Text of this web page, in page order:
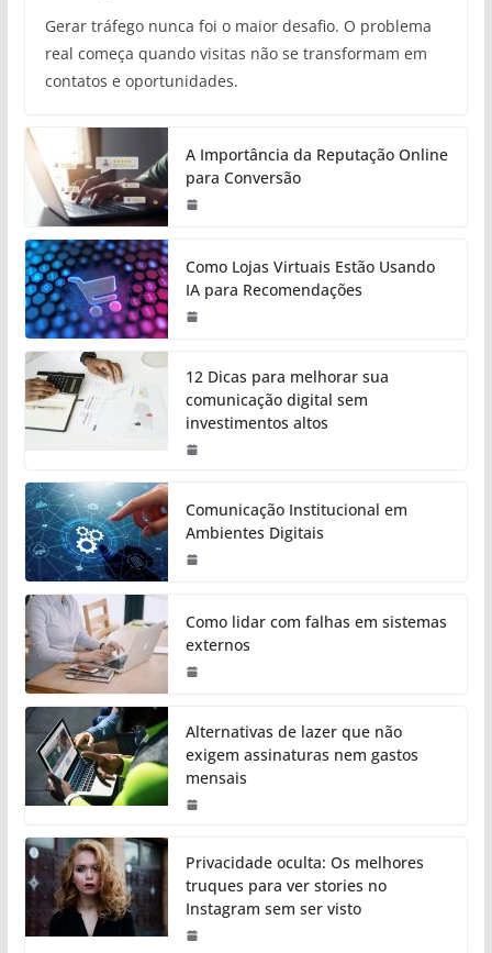
Gerar tráfego nunca foi o maior desafio. O problema
real começa quando visitas não se transformam em
contatos e oportunidades.
A Importância da Reputação Online
para Conversão
Como Lojas Virtuais Estão Usando
IA para Recomendações
12 Dicas para melhorar sua
comunicação digital sem
investimentos altos
Comunicação Institucional em
Ambientes Digitais
Como lidar com falhas em sistemas
externos
Alternativas de lazer que não
exigem assinaturas nem gastos
mensais
Privacidade oculta: Os melhores
truques para ver stories no
Instagram sem ser visto